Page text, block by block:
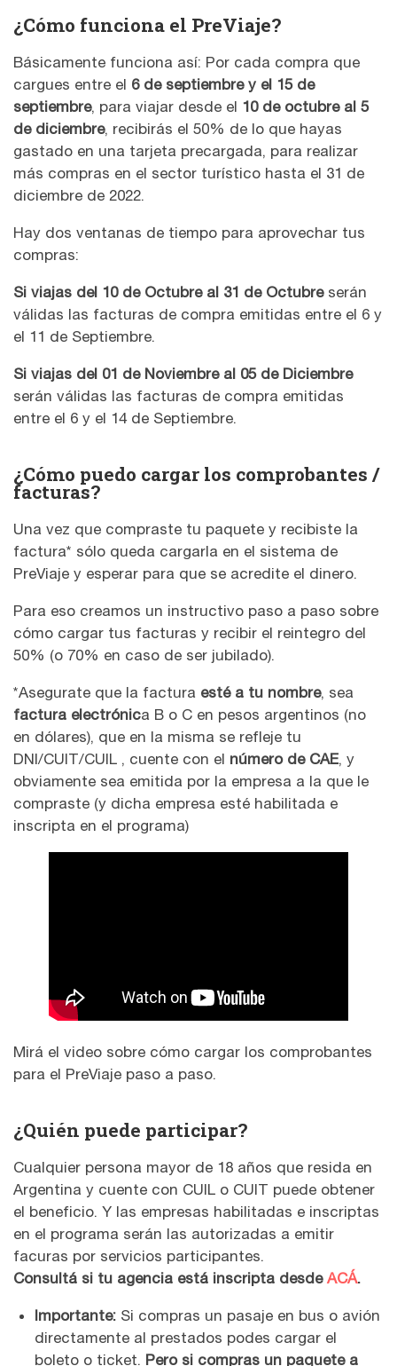
¿Cómo funciona el PreViaje?
Básicamente funciona así: Por cada compra que
cargues entre el 6 de septiembre y el 15 de
septiembre, para viajar desde el 10 de octubre al 5
de diciembre, recibirás el 50% de lo que hayas
gastado en una tarjeta precargada, para realizar
más compras en el sector turístico hasta el 31 de
diciembre de 2022.
Hay dos ventanas de tiempo para aprovechar tus
compras:
Si viajas del 10 de Octubre al 31 de Octubreserán
válidas las facturas de compra emitidas entre el 6 y
el 11 de Septiembre.
Si viajas del 01 de Noviembre al 05 de Diciembre
serán válidas las facturas de compra emitidas
entre el 6 y el 14 de Septiembre.
¿Cómo puedo cargar los comprobantes /
facturas?
Una vez que compraste tu paquete y recibiste la
factura* sólo queda cargarla en el sistema de
PreViaje y esperar para que se acredite el dinero.
Para eso creamos un instructivo paso a paso sobre
cómo cargar tus facturas y recibir el reintegro del
50% (o 70% en caso de ser jubilado).
*Asegurate que la factura esté a tu nombre, sea
factura electrónica B o C en pesos argentinos (no
en dólares), que en la misma se refleje tu
DNI/CUIT/CUIL , cuente con el número de CAE, y
obviamente sea emitida por la empresa a la que le
compraste (y dicha empresa esté habilitada e
inscripta en el programa)
Mirá el video sobre cómo cargar los comprobantes
para el PreViaje paso a paso.
¿Quién puede participar?
Cualquier persona mayor de 18 años que resida en
Argentina y cuente con CUIL o CUIT puede obtener
el beneficio. Y las empresas habilitadas e inscriptas
en el programa serán las autorizadas a emitir
facuras por servicios participantes.
Consultá si tu agencia está inscripta desde ACÁ.
Importante: Si compras un pasaje en bus o avión
directamente al prestados podes cargar el
boleto o ticket. Pero si compras un paquete a